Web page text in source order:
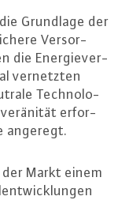
Grundlage der
Ver­sor­
die En­er­gie­ver­
ver­netz­ten
Tech­no­lo­
er­for­
angeregt.
Markt einem